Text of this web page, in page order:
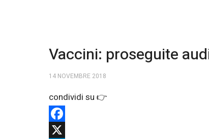
Vaccini: proseguite
14 NOVEMBRE 2018
Facebook